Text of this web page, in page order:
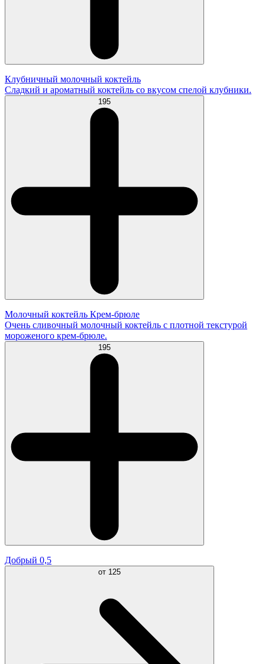
Клубничный молочный коктейль
Сладкий и ароматный коктейль со вкусом спелой клубники.
195
Молочный коктейль Крем-брюле
Очень сливочный молочный коктейль с плотной текстурой
мороженого крем-брюле.
195
Добрый 0,5
от 125